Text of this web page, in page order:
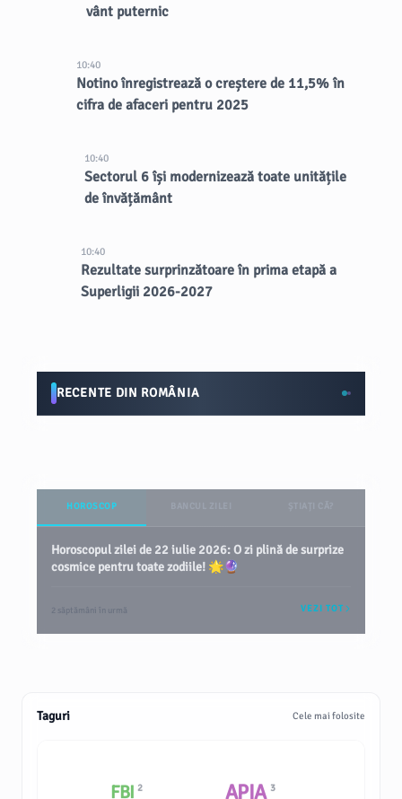
vânt puternic
10:40
Notino înregistrează o creștere de 11,5% în
cifra de afaceri pentru 2025
10:40
Sectorul 6 își modernizează toate unitățile
de învățământ
10:40
Rezultate surprinzătoare în prima etapă a
Superligii 2026-2027
RECENTE DIN ROMÂNIA
HOROSCOP
Horoscopul zilei de 22 iulie 2026: O zi plină de surprize
cosmice pentru toate zodiile! 🌟🔮
2 săptămâni în urmă VEZI TOT
Taguri Cele mai folosite
FBI 2 APIA 3